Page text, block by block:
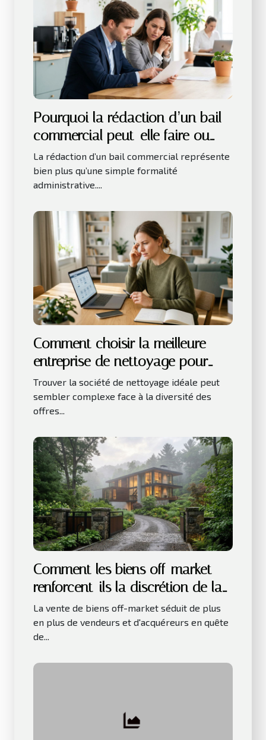
Pourquoi la rédaction d’un bail
commercial peut-elle faire ou
défaire une entreprise
La rédaction d’un bail commercial représente
bien plus qu’une simple formalité
administrative....
Comment choisir la meilleure
entreprise de nettoyage pour
vos besoins ?
Trouver la société de nettoyage idéale peut
sembler complexe face à la diversité des
offres...
Comment les biens off-market
renforcent-ils la discrétion de la
vente ?
La vente de biens off-market séduit de plus
en plus de vendeurs et d'acquéreurs en quête
de...